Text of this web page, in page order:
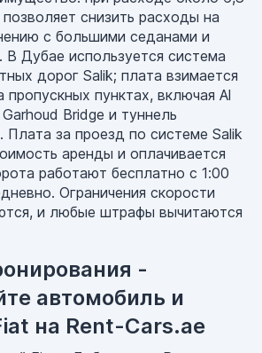
снизить расходы на
с большими седанами и
Дубае используется система
дорог Salik; плата взимается
пропускных пунктах, включая Al
Bridge и туннель
Плата за проезд по системе Salik
аренды и оплачивается
работают бесплатно с 1:00
Ограничения скорости
и любые штрафы вычитаются
-
автомобиль и
на Rent-Cars.ae